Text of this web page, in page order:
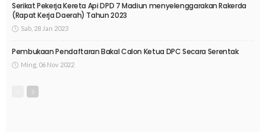
Serikat Pekerja Kereta Api DPD 7 Madiun menyelenggarakan Rakerda
(Rapat Kerja Daerah) Tahun 2023
Sab, 28 Jan 2023
Pembukaan Pendaftaran Bakal Calon Ketua DPC Secara Serentak
Ming, 06 Nov 2022